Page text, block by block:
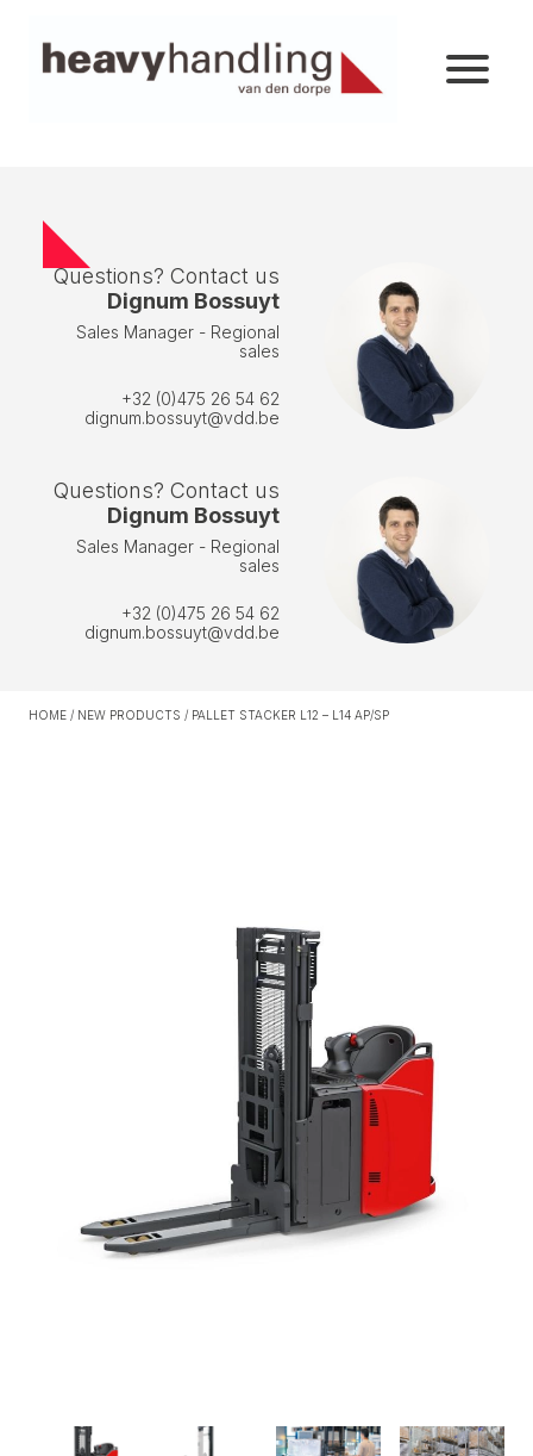
Questions? Contact us
Dignum Bossuyt
Sales Manager - Regional
sales
+32 (0)475 26 54 62
dignum.bossuyt@vdd.be
Questions? Contact us
Dignum Bossuyt
Sales Manager - Regional
sales
+32 (0)475 26 54 62
dignum.bossuyt@vdd.be
HOME / NEW PRODUCTS / PALLET STACKER L12 – L14 AP/SP